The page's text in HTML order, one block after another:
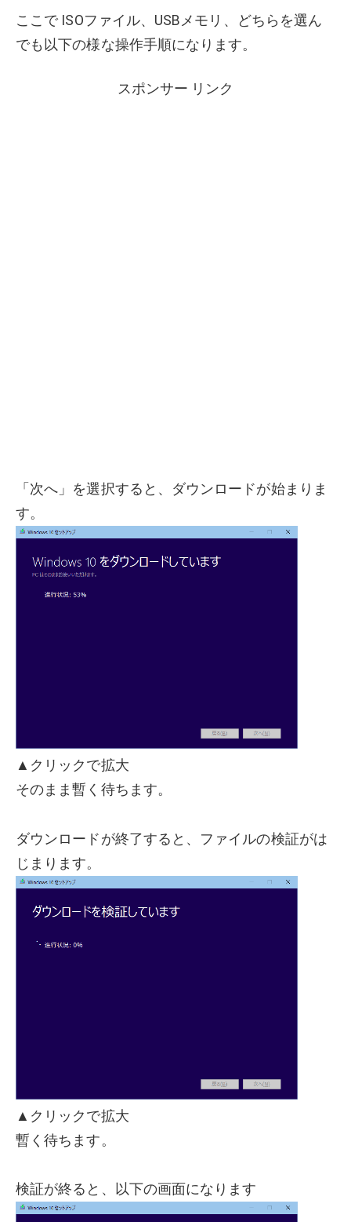
ここで ISOファイル、USBメモリ、どちらを選ん
でも以下の様な操作手順になります。
スポンサー リンク
「次へ」を選択すると、ダウンロードが始まりま
す。
▲クリックで拡大
そのまま暫く待ちます。
ダウンロードが終了すると、ファイルの検証がは
じまります。
▲クリックで拡大
暫く待ちます。
検証が終ると、以下の画面になります